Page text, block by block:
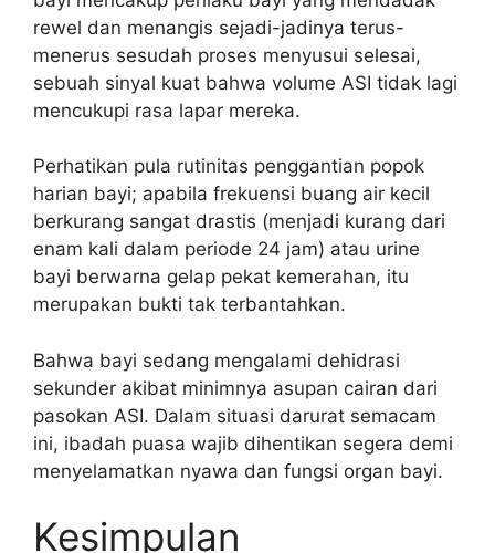
rewel dan menangis sejadi-jadinya terus-
menerus sesudah proses menyusui selesai,
sebuah sinyal kuat bahwa volume ASI tidak lagi
mencukupi rasa lapar mereka.
Perhatikan pula rutinitas penggantian popok
harian bayi; apabila frekuensi buang air kecil
berkurang sangat drastis (menjadi kurang dari
enam kali dalam periode 24 jam) atau urine
bayi berwarna gelap pekat kemerahan, itu
merupakan bukti tak terbantahkan.
Bahwa bayi sedang mengalami dehidrasi
sekunder akibat minimnya asupan cairan dari
pasokan ASI. Dalam situasi darurat semacam
ini, ibadah puasa wajib dihentikan segera demi
menyelamatkan nyawa dan fungsi organ bayi.
Kesimpulan